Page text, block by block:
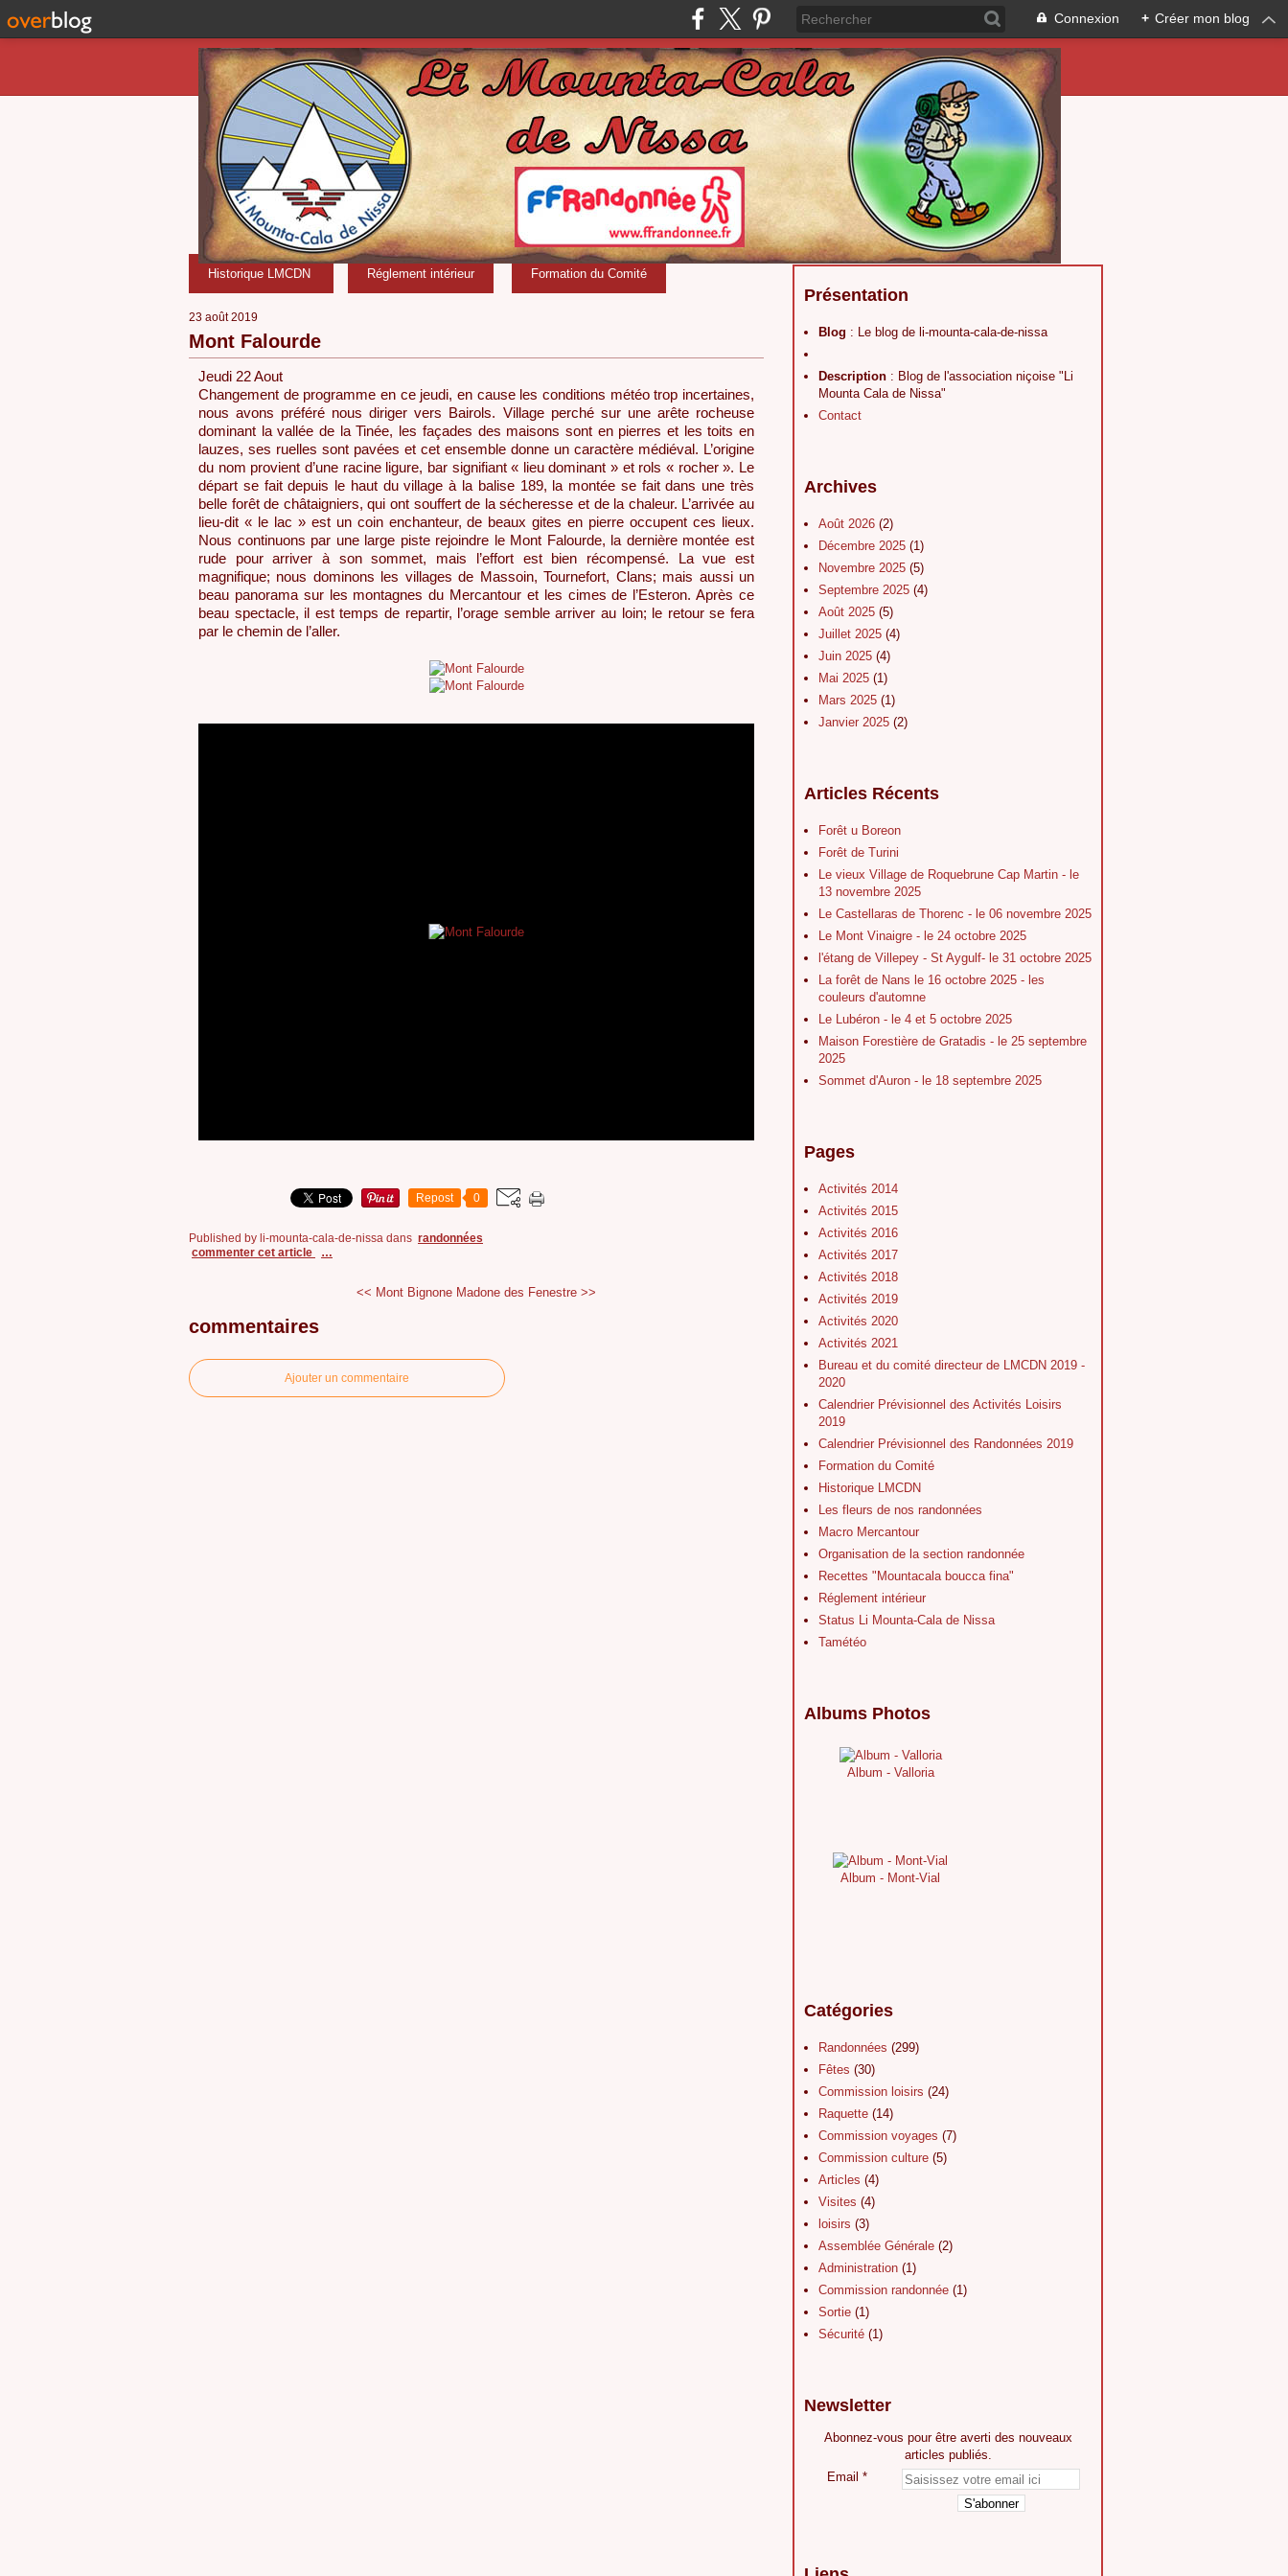
Connexion + Créer mon blog
Historique LMCDN Réglement intérieur Formation du Comité
23 août 2019
Mont Falourde
Jeudi 22 Aout
Changement de programme en ce jeudi, en cause les conditions météo trop incertaines,
nous avons préféré nous diriger vers Bairols. Village perché sur une arête rocheuse
dominant la vallée de la Tinée, les façades des maisons sont en pierres et les toits en
lauzes, ses ruelles sont pavées et cet ensemble donne un caractère médiéval. L’origine
du nom provient d’une racine ligure, bar signifiant « lieu dominant » et rols « rocher ». Le
départ se fait depuis le haut du village à la balise 189, la montée se fait dans une très
belle forêt de châtaigniers, qui ont souffert de la sécheresse et de la chaleur. L’arrivée au
lieu-dit « le lac » est un coin enchanteur, de beaux gites en pierre occupent ces lieux.
Nous continuons par une large piste rejoindre le Mont Falourde, la dernière montée est
rude pour arriver à son sommet, mais l’effort est bien récompensé. La vue est
magnifique; nous dominons les villages de Massoin, Tournefort, Clans; mais aussi un
beau panorama sur les montagnes du Mercantour et les cimes de l’Esteron. Après ce
beau spectacle, il est temps de repartir, l’orage semble arriver au loin; le retour se fera
par le chemin de l’aller.
Repost 0
Published by li-mounta-cala-de-nissa dans randonnées
commenter cet article
…
<< Mont Bignone Madone des Fenestre >>
commentaires
Ajouter un commentaire
Présentation
Blog : Le blog de li-mounta-cala-de-nissa
Description : Blog de l'association niçoise "Li
Mounta Cala de Nissa"
Contact
Archives
Août 2026 (2)
Décembre 2025 (1)
Novembre 2025 (5)
Septembre 2025 (4)
Août 2025 (5)
Juillet 2025 (4)
Juin 2025 (4)
Mai 2025 (1)
Mars 2025 (1)
Janvier 2025 (2)
Articles Récents
Forêt u Boreon
Forêt de Turini
Le vieux Village de Roquebrune Cap Martin - le
13 novembre 2025
Le Castellaras de Thorenc - le 06 novembre 2025
Le Mont Vinaigre - le 24 octobre 2025
l'étang de Villepey - St Aygulf- le 31 octobre 2025
La forêt de Nans le 16 octobre 2025 - les
couleurs d'automne
Le Lubéron - le 4 et 5 octobre 2025
Maison Forestière de Gratadis - le 25 septembre
2025
Sommet d'Auron - le 18 septembre 2025
Pages
Activités 2014
Activités 2015
Activités 2016
Activités 2017
Activités 2018
Activités 2019
Activités 2020
Activités 2021
Bureau et du comité directeur de LMCDN 2019 -
2020
Calendrier Prévisionnel des Activités Loisirs
2019
Calendrier Prévisionnel des Randonnées 2019
Formation du Comité
Historique LMCDN
Les fleurs de nos randonnées
Macro Mercantour
Organisation de la section randonnée
Recettes "Mountacala boucca fina"
Réglement intérieur
Status Li Mounta-Cala de Nissa
Tamétéo
Albums Photos
Album - Valloria
Album - Mont-Vial
Catégories
Randonnées (299)
Fêtes (30)
Commission loisirs (24)
Raquette (14)
Commission voyages (7)
Commission culture (5)
Articles (4)
Visites (4)
loisirs (3)
Assemblée Générale (2)
Administration (1)
Commission randonnée (1)
Sortie (1)
Sécurité (1)
Newsletter
Abonnez-vous pour être averti des nouveaux
articles publiés.
Email